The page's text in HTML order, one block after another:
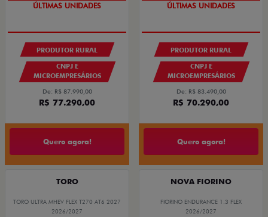
GRANDE CHANCE FIAT
PRODUTOR RURAL
CNPJ E
MICROEMPRESÁRIOS
De: R$ 87.990,00
R$ 77.290,00
Quero agora!
GRANDE CHANCE FIAT
PRODUTOR RURAL
CNPJ E
MICROEMPRESÁRIOS
De: R$ 83.490,00
R$ 70.290,00
Quero agora!
TORO
TORO ULTRA MHEV FLEX T270 AT6 2027
2026/2027
NOVA FIORINO
FIORINO ENDURANCE 1.3 FLEX
2026/2027